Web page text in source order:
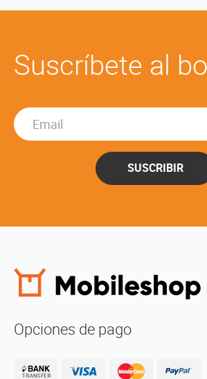
Suscríbete al
SUSCRIBIR
Opciones de pago